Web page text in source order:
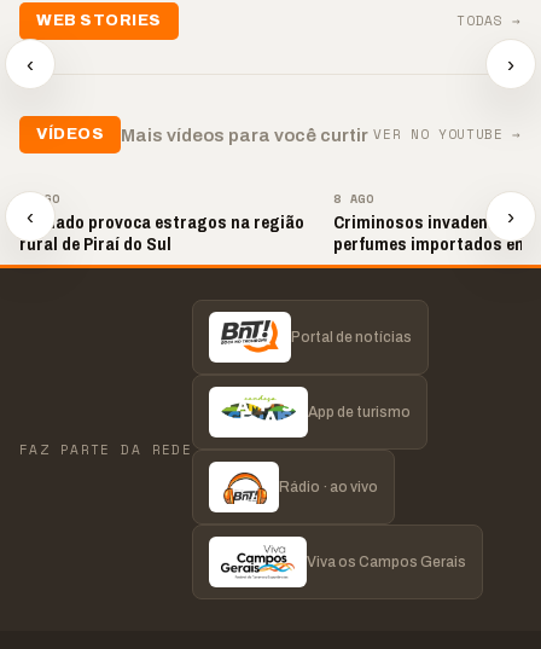
WEB STORIES TODAS →
‹
📢💜 Agosto Lilás
reforça combate à
violência contra a
mulher
📢 Noite
chega
oração
›
VÍDEOS Mais vídeos para você curtir VER NO YOUTUBE →
‹
8 AGO
Tornado provoca estragos na região
rural de Piraí do Sul
8 AGO
Criminosos invadem loja
perfumes importados em
›
FAZ PARTE DA REDE
Portal de notícias
App de turismo
Rádio · ao vivo
Viva os Campos Gerais